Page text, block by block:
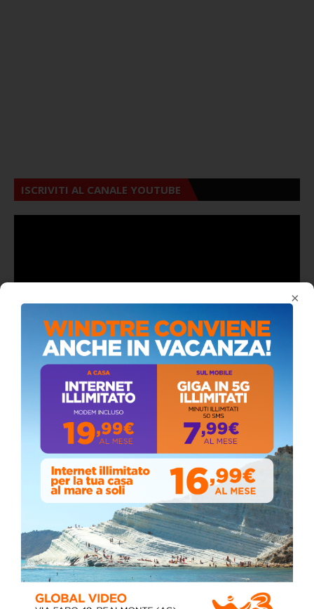
ISCRIVITI AL CANALE YOUTUBE
ALMANACCO DEL GIORNO